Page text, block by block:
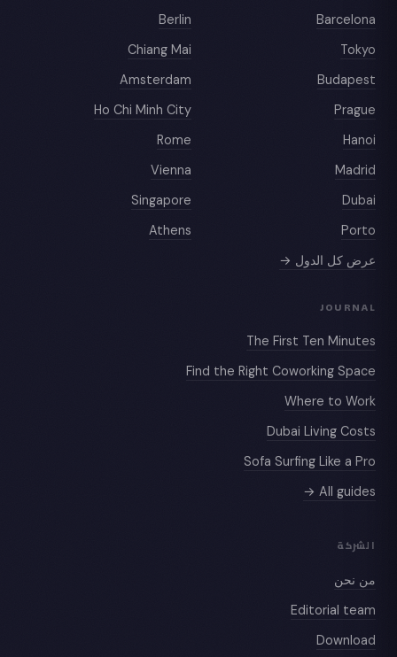
Barcelona
Berlin
Tokyo
Chiang Mai
Budapest
Amsterdam
Prague
Ho Chi Minh City
Hanoi
Rome
Madrid
Vienna
Dubai
Singapore
Porto
Athens
عرض كل الدول →
JOURNAL
The First Ten Minutes
Find the Right Coworking Space
Where to Work
Dubai Living Costs
Sofa Surfing Like a Pro
All guides →
الشركة
من نحن
Editorial team
Download